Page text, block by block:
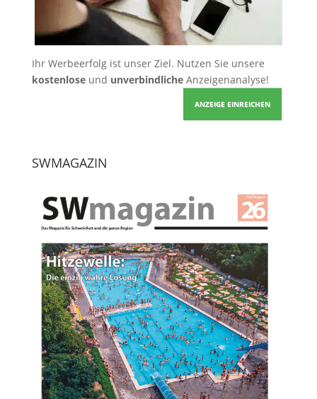
Ihr Werbeerfolg ist unser Ziel. Nutzen Sie unsere
kostenloseund unverbindlicheAnzeigenanalyse!
ANZEIGE EINREICHEN
SWMAGAZIN